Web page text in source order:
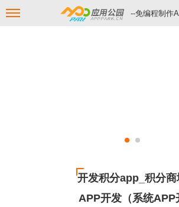
--免编程制作
开发积分app_积分商
APP开发（系统APP